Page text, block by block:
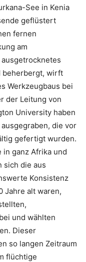
See in Kenia
geflüstert
fernen
am
beherbergt, wirft
Werkzeugbaus bei
der Leitung von
University haben
die vor
gefertigt wurden.
in ganz Afrika und
sich die aus
Konsistenz
Jahre alt waren,
und wählten
Dieser
so langen Zeitraum
flüchtige